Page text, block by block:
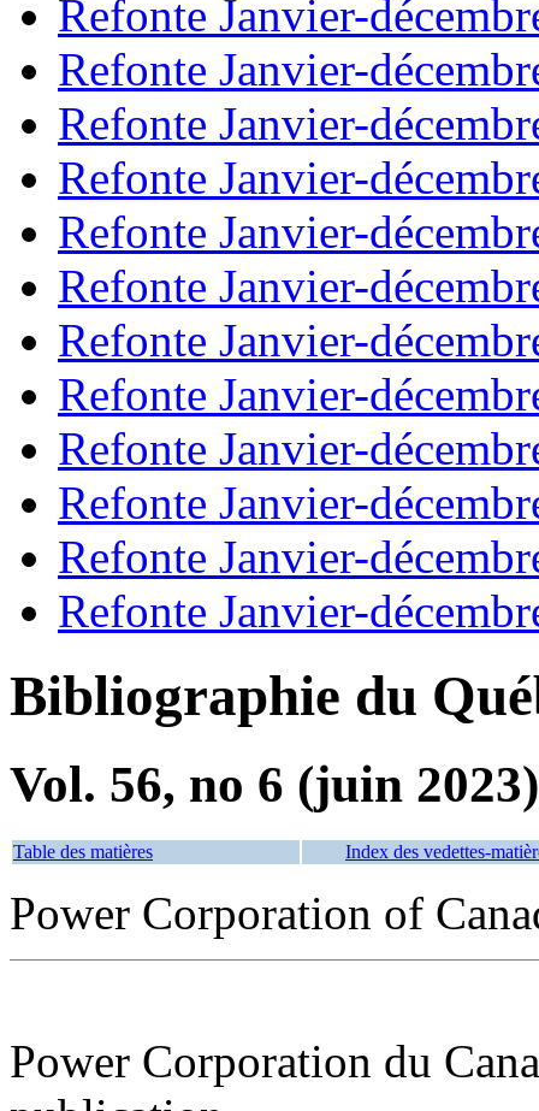
Refonte Janvier-
Refonte Janvier-
Refonte Janvier-
Refonte Janvier-
Refonte Janvier-
Refonte Janvier-
Refonte Janvier-
Refonte Janvier-
Refonte Janvier-
Refonte Janvier-
Refonte Janvier-
Refonte Janvier-
Bibliographie du
Vol. 56, no 6 (juin 2023)
Table des matières Index des vedettes-
Power Corporation of
Power Corporation du